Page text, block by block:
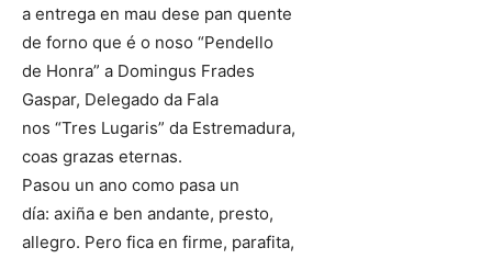
a entrega en mau dese pan quente
de forno que é o noso “Pendello
de Honra” a Domingus Frades
Gaspar, Delegado da Fala
nos “Tres Lugaris” da Estremadura,
coas grazas eternas.
Pasou un ano como pasa un
día: axiña e ben andante, presto,
allegro. Pero fica en firme, parafita,